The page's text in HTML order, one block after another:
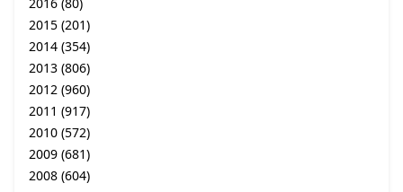
2015 (201)
2014 (354)
2013 (806)
2012 (960)
2011 (917)
2010 (572)
2009 (681)
2008 (604)